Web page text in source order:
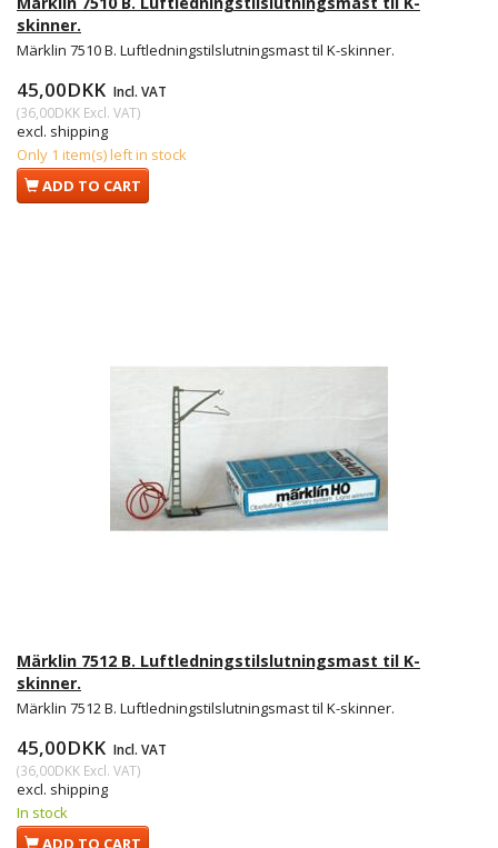
skinner.
Märklin 7510 B. Luftledningstilslutningsmast til K-skinner.
45,00DKK Incl. VAT
(36,00DKK Excl. VAT)
excl. shipping
Only 1 item(s) left in stock
ADD TO CART
Märklin 7512 B. Luftledningstilslutningsmast til K-
skinner.
Märklin 7512 B. Luftledningstilslutningsmast til K-skinner.
45,00DKK Incl. VAT
(36,00DKK Excl. VAT)
excl. shipping
In stock
ADD TO CART